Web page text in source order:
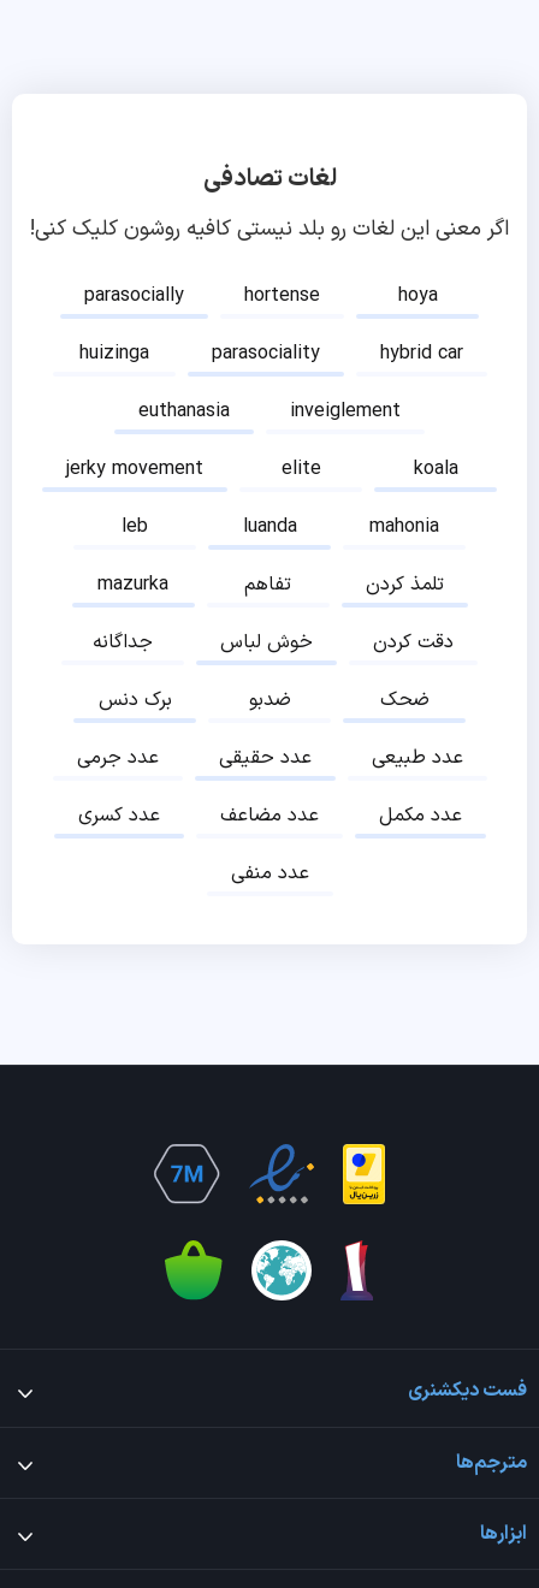
لغات تصادفی
اگر معنی این لغات رو بلد نیستی کافیه روشون کلیک کنی!
parasocially hortense
hoya
huizinga
parasociality
hybrid car
euthanasia
inveiglement
jerky movement
elite
koala
leb
luanda
mahonia
mazurka
تفاهم
تلمذ کردن
جداگانه
خوش لباس
دقت کردن
برک دنس
ضدبو
ضحک
عدد جرمی
عدد حقیقی
عدد طبیعی
عدد کسری
عدد مضاعف
عدد مکمل
عدد منفی
فست دیکشنری
مترجم‌ها
ابزارها